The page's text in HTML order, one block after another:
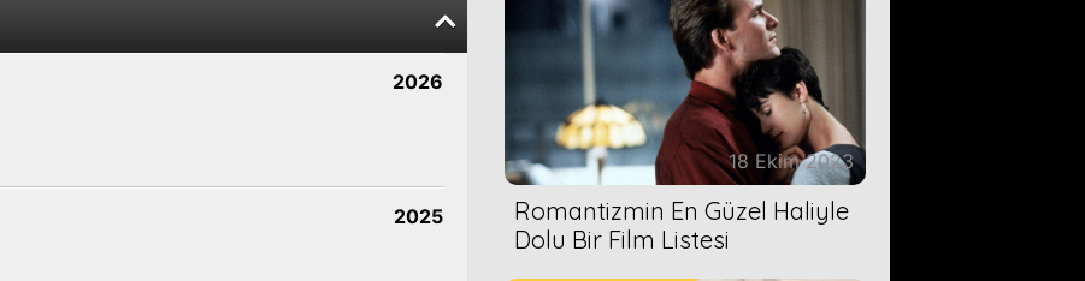
2026
2025
18 Ekim 2023
Romantizmin En Güzel Haliyle
Dolu Bir Film Listesi